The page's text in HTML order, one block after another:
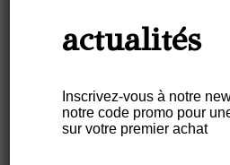
Sac Ville CABE-
Vert FOLHA
actualités
Inscrivez-vous à notre
notre code promo pour
sur votre premier achat